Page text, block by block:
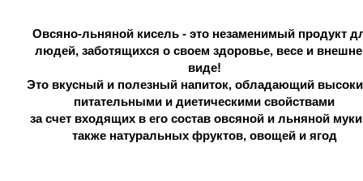
Овсяно-льняной кисель - это незаменимый продукт
людей, заботящихся о своем здоровье, весе и
виде!
Это вкусный и полезный напиток, обладающий
питательными и диетическими свойствами
за счет входящих в его состав овсяной и льняной
также натуральных фруктов, овощей и ягод